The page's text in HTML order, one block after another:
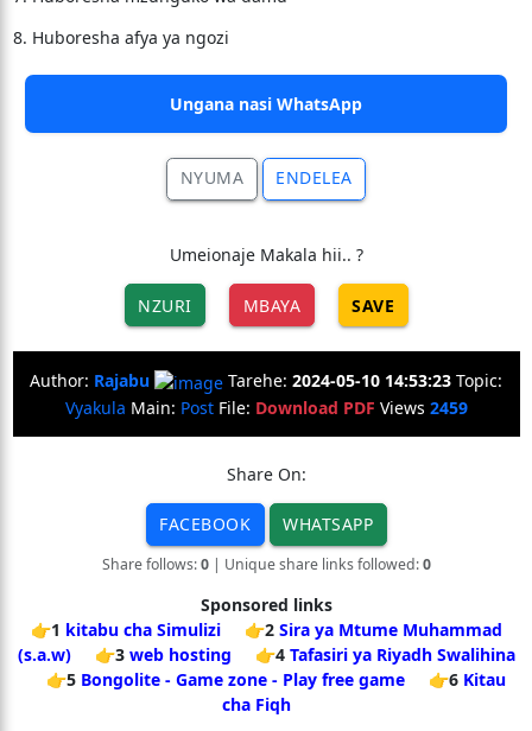
8. Huboresha afya ya ngozi
Ungana nasi WhatsApp
NYUMA ENDELEA
Umeionaje Makala hii.. ?
NZURI MBAYA SAVE
Author: Rajabu Tarehe: 2024-05-10 14:53:23 Topic:
Vyakula Main: PostFile: Download PDF Views 2459
Share On:
FACEBOOK WHATSAPP
Share follows:0| Unique share links followed:0
Sponsored links
👉1 kitabu cha Simulizi 👉2 Sira ya Mtume Muhammad
(s.a.w)
👉3 web hosting 👉4 Tafasiri ya Riyadh Swalihina
👉5 Bongolite - Game zone - Play free game 👉6 Kitau
cha Fiqh